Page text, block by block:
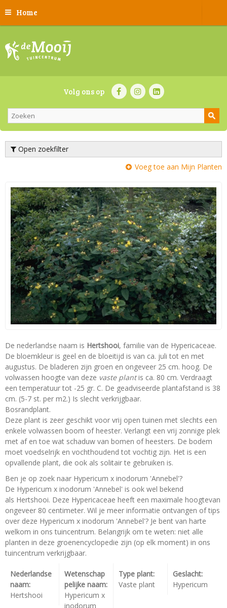
Home
Volg ons op
Open zoekfilter
Voeg toe aan Mijn Planten
De nederlandse naam is Hertshooi, familie van de Hypericaceae.
De bloemkleur is geel en de bloeitijd is van ca. juli tot en met
augustus. De bladeren zijn groen en ongeveer 25 cm. hoog. De
volwassen hoogte van deze vaste plantis ca. 80 cm. Verdraagt
een temperatuur tot -25 gr. C. De geadviseerde plantafstand is 38
cm. (5-7 st. per m2.) Is slecht verkrijgbaar.
Bosrandplant.
Deze plant is zeer geschikt voor vrij open tuinen met slechts een
enkele volwassen boom of heester. Verlangt een vrij zonnige plek
met af en toe wat schaduw van bomen of heesters. De bodem
moet voedselrijk en vochthoudend tot vochtig zijn. Het is een
opvallende plant, die ook als solitair te gebruiken is.
Ben je op zoek naar Hypericum x inodorum 'Annebel'?
De Hypericum x inodorum 'Annebel' is ook wel bekend
als Hertshooi. Deze Hypericaceae heeft een maximale hoogtevan
ongeveer 80 centimeter. Wil je meer informatie ontvangen of tips
over deze Hypericum x inodorum 'Annebel'? Je bent van harte
welkom in ons tuincentrum. Belangrijk om te weten: niet alle
planten in deze groenencyclopedie zijn (op elk moment) in ons
tuincentrum verkrijgbaar.
Nederlandse
naam:
Hertshooi
Wetenschap
pelijke naam:
Hypericum x
inodorum
Type plant:
Vaste plant
Geslacht:
Hypericum